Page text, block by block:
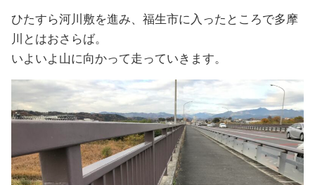
ひたすら河川敷を進み、福生市に入ったところで多摩
川とはおさらば。
いよいよ山に向かって走っていきます。